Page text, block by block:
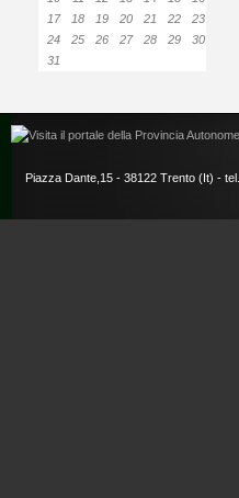
17
18 19 20 21 22
23
24
25 26 27 28 29
30
31
Piazza Dante,15 - 38122 Trento (It) -